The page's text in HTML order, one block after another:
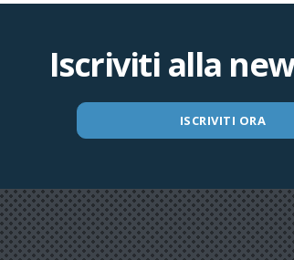
Iscriviti alla
ISCRIVITI ORA